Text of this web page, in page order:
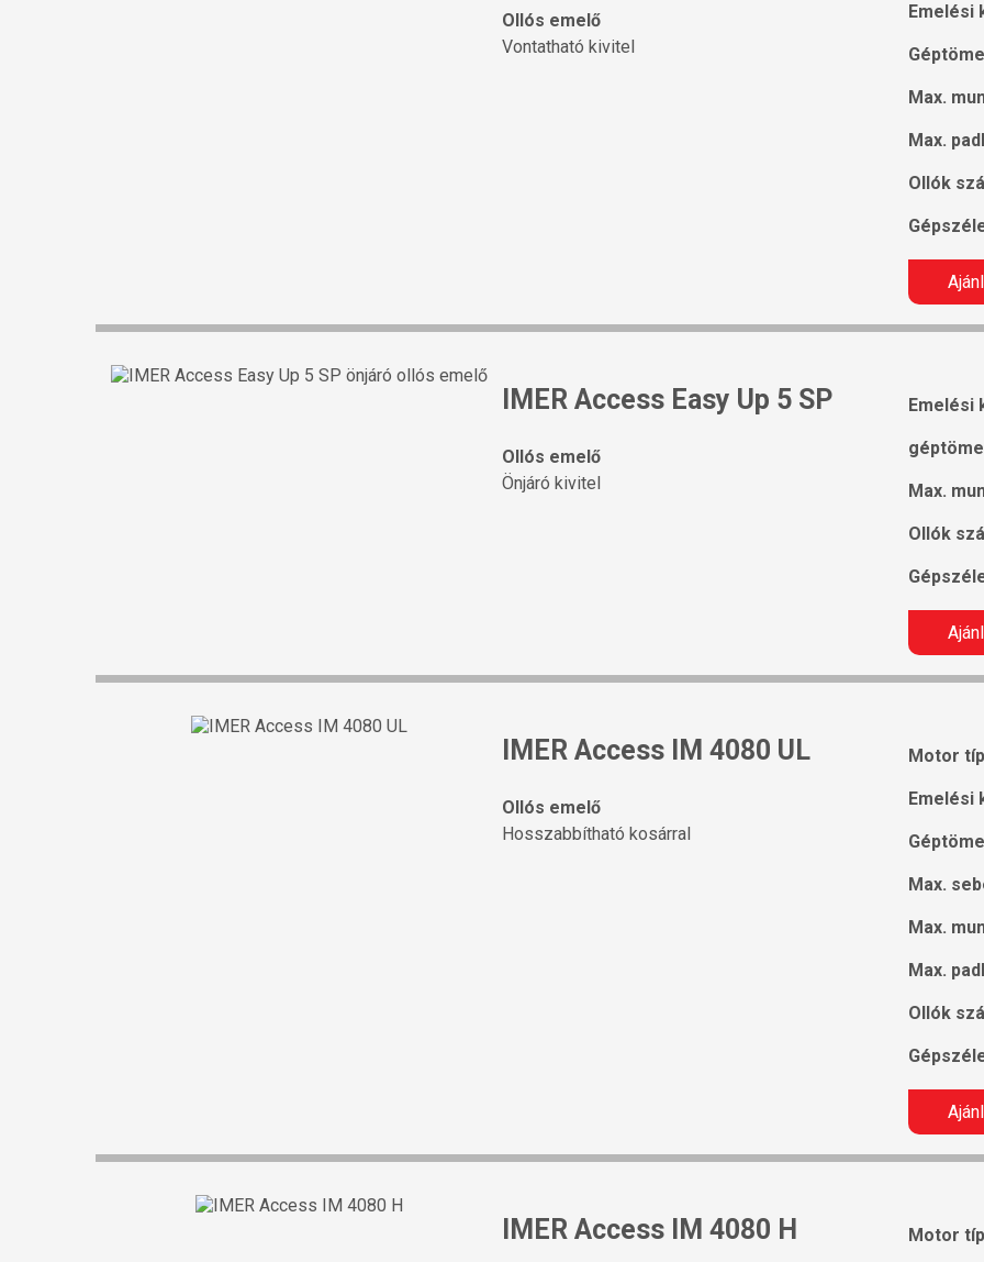
Ollós emelő
Vontatható kivitel
Emelési
Max.
Max.
Ollók
IMER Access Easy Up 5 SP
Ollós emelő
Önjáró kivitel
Emelési
Max.
Ollók
IMER Access IM 4080 UL
Ollós emelő
Hosszabbítható kosárral
Motor
Emelési
Max.
Max.
Max.
Ollók
IMER Access IM 4080 H Motor